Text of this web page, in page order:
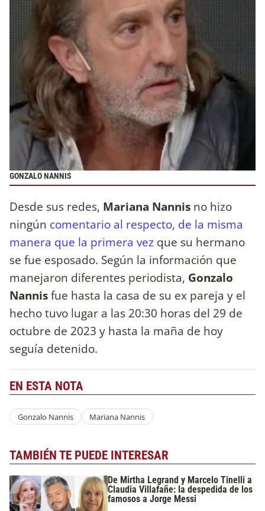
GONZALO NANNIS
Desde sus redes, Mariana Nannis no hizo
ningún comentario al respecto, de la misma
manera que la primera vez que su hermano
se fue esposado. Según la información que
manejaron diferentes periodista, Gonzalo
Nannisfue hasta la casa de su ex pareja y el
hecho tuvo lugar a las 20:30 horas del 29 de
octubre de 2023 y hasta la maña de hoy
seguía detenido.
EN ESTA NOTA
Gonzalo Nannis Mariana Nannis
TAMBIÉN TE PUEDE INTERESAR
De Mirtha Legrand y Marcelo Tinelli a
Claudia Villafañe: la despedida de los
famosos a Jorge Messi